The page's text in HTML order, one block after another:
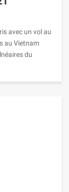
avec un vol au
au Vietnam
du